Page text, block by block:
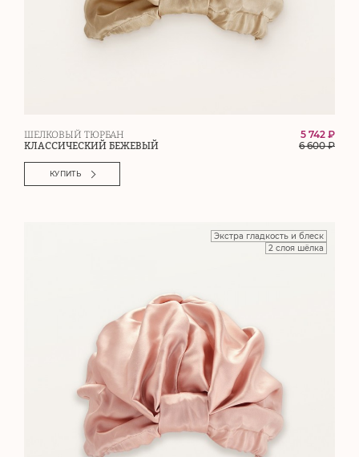
ШЕЛКОВЫЙ ТЮРБАН
КЛАССИЧЕСКИЙ БЕЖЕВЫЙ
5 742 ₽
6 600₽
КУПИТЬ
Экстра гладкость и блеск
2 слоя шёлка